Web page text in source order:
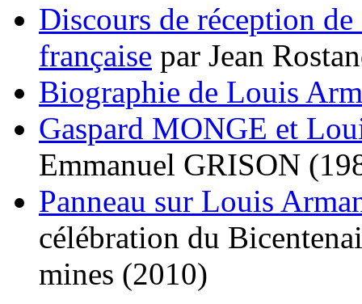
Discours de réception
française par Jean
Biographie de Louis
Gaspard MONGE et
Emmanuel GRISON
Panneau sur Louis
célébration du
mines (2010)